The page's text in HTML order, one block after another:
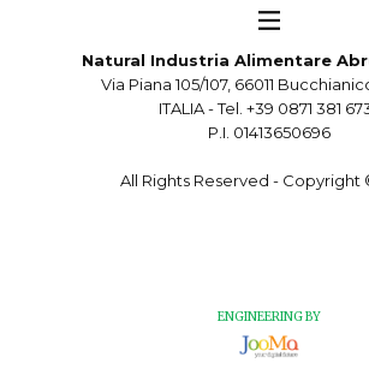
Natural Industria Alimentare
Via Piana 105/107, 66011
ITALIA - Tel. +39 0871 381
P.I. 01413650696
All Rights Reserved - Copyright
ENGINEERING BY